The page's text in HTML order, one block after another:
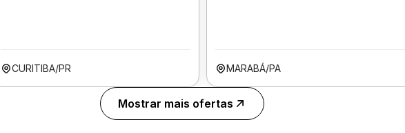
CURITIBA/PR MARABÁ/PA
Mostrar mais ofertas